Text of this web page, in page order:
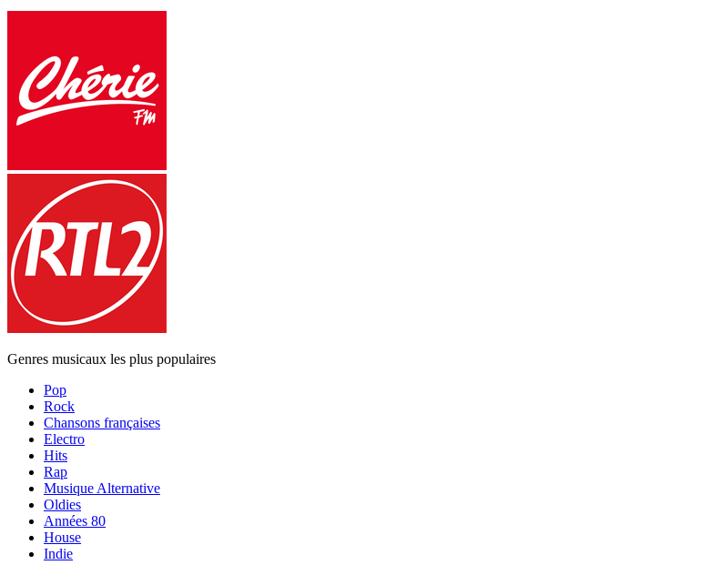
Genres musicaux les plus populaires
Pop
Rock
Chansons françaises
Electro
Hits
Rap
Musique Alternative
Oldies
Années 80
House
Indie